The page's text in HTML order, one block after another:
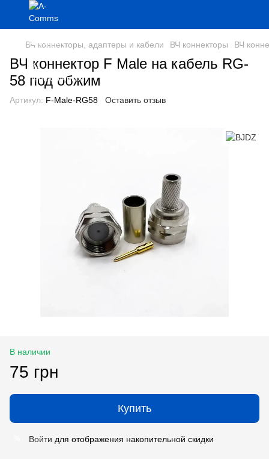
ВЧ коннекторы, адаптеры и кабели ВЧ коннекторы ВЧ
ВЧ коннектор F Male на кабель RG-
58 под обжим
Артикул: F-Male-RG58 Оставить отзыв
В наличии
75 грн
Купить
Войти для отображения накопительной скидки